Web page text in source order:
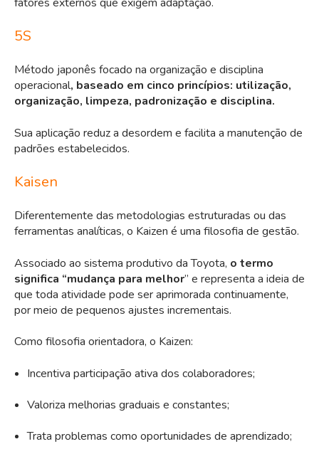
5S
Método japonês focado na organização e disciplina
operacional, baseado em cinco princípios: utilização,
organização, limpeza, padronização e disciplina.
Sua aplicação reduz a desordem e facilita a manutenção de
padrões estabelecidos.
Kaisen
Diferentemente das metodologias estruturadas ou das
ferramentas analíticas, o Kaizen é uma filosofia de gestão.
Associado ao sistema produtivo da Toyota, o termo
significa “mudança para melhor” e representa a ideia de
que toda atividade pode ser aprimorada continuamente,
por meio de pequenos ajustes incrementais.
Como filosofia orientadora, o Kaizen:
Incentiva participação ativa dos colaboradores;
Valoriza melhorias graduais e constantes;
Trata problemas como oportunidades de aprendizado;